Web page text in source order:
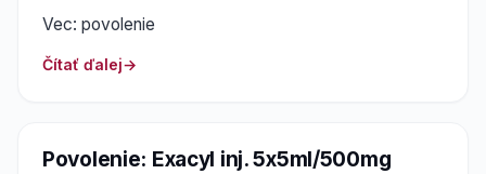
Vec: povolenie
Čítať ďalej
Povolenie: Exacyl inj. 5x5ml/500mg